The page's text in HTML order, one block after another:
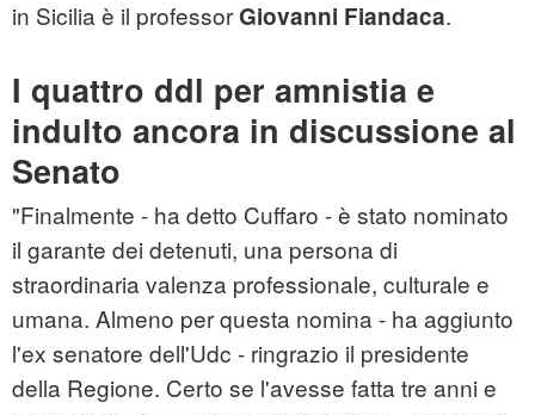
in Sicilia è il professorGiovanni Fiandaca.
I quattro ddl per amnistia e
indulto ancora in discussione al
Senato
"Finalmente - ha detto Cuffaro - è stato nominato
il garante dei detenuti, una persona di
straordinaria valenza professionale, culturale e
umana. Almeno per questa nomina - ha aggiunto
l'ex senatore dell'Udc - ringrazio il presidente
della Regione. Certo se l'avesse fatta tre anni e